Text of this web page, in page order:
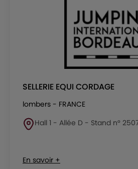
SELLERIE EQUI CORDAGE
lombers - FRANCE
Hall 1 - Allée D - Stand n°
En savoir +